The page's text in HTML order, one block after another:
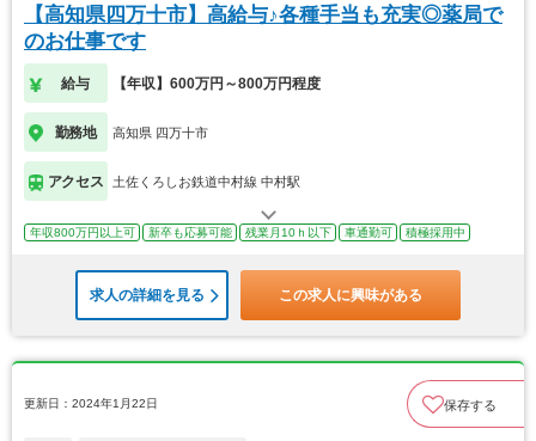
【高知県四万十市】高給与♪各種手当も充実◎薬局で
のお仕事です
給与 【年収】600万円～800万円程度
勤務地 高知県 四万十市
アクセス 土佐くろしお鉄道中村線 中村駅
年収800万円以上可 新卒も応募可能 残業月10ｈ以下 車通勤可 積極採用中
求人の詳細を見る この求人に興味がある
更新日：2024年1月22日 保存する